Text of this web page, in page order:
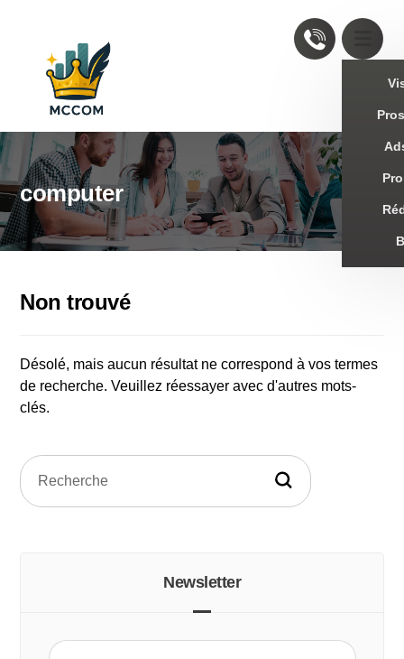
computer
Non trouvé
Désolé, mais aucun résultat ne correspond à vos termes
de recherche. Veuillez réessayer avec d'autres mots-
clés.
Newsletter